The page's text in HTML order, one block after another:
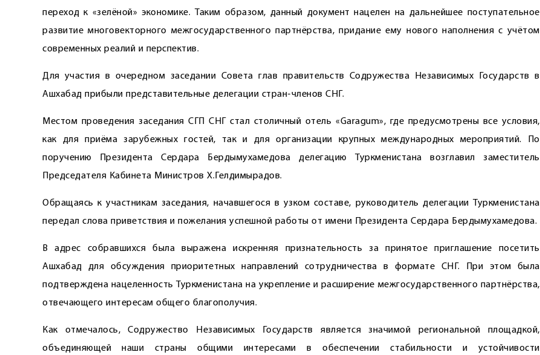
переход к «зелёной» экономике. Таким образом, данный документ нацелен на дальнейшее поступательное
развитие многовекторного межгосударственного партнёрства, придание ему нового наполнения с учётом
современных реалий и перспектив.
Для участия в очередном заседании Совета глав правительств Содружества Независимых Государств в
Ашхабад прибыли представительные делегации стран-членов СНГ.
Местом проведения заседания СГП СНГ стал столичный отель «Garagum», где предусмотрены все условия,
как для приёма зарубежных гостей, так и для организации крупных международных мероприятий. По
поручению Президента Сердара Бердымухамедова делегацию Туркменистана возглавил заместитель
Председателя Кабинета Министров Х.Гелдимырадов.
Обращаясь к участникам заседания, начавшегося в узком составе, руководитель делегации Туркменистана
передал слова приветствия и пожелания успешной работы от имени Президента Сердара Бердымухамедова.
В адрес собравшихся была выражена искренняя признательность за принятое приглашение посетить
Ашхабад для обсуждения приоритетных направлений сотрудничества в формате СНГ. При этом была
подтверждена нацеленность Туркменистана на укрепление и расширение межгосударственного партнёрства,
отвечающего интересам общего благополучия.
Как отмечалось, Содружество Независимых Государств является значимой региональной площадкой,
объединяющей наши страны общими интересами в обеспечении стабильности и устойчивости